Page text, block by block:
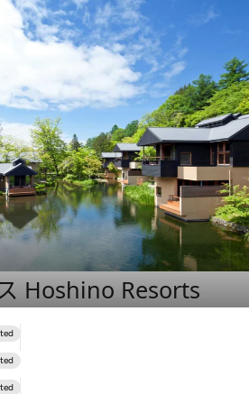
Hoshino Resorts